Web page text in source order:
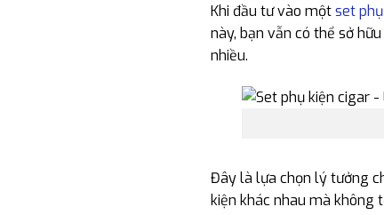
Khi đầu tư vào mộtset
này, bạn vẫn có thể sở
nhiều.
Đây là lựa chọn lý tưởng
kiện khác nhau mà không